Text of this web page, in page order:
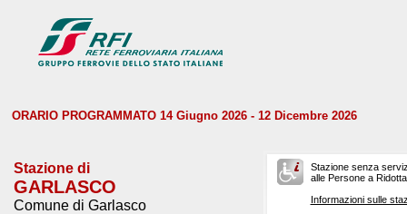
ORARIO PROGRAMMATO 14 Giugno 2026 - 12 Dicembre 2026
Stazione di
GARLASCO
Comune di Garlasco
Stazione senza
alle Persone a
Informazioni sulle